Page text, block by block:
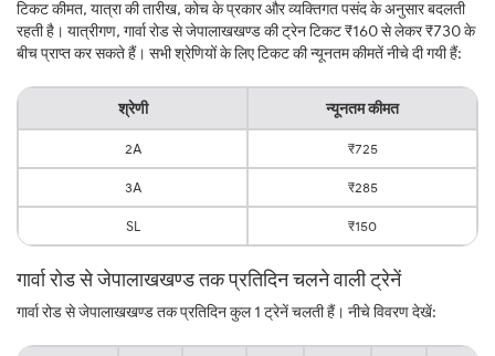
टिकट कीमत, यात्रा की तारीख, कोच के प्रकार और व्यक्तिगत पसंद के अनुसार बदलती
रहती है। यात्रीगण, गार्वा रोड से जेपालाखखण्ड की ट्रेन टिकट ₹160 से लेकर ₹730 के
बीच प्राप्त कर सकते हैं। सभी श्रेणियों के लिए टिकट की न्यूनतम कीमतें नीचे दी गयी हैं:
श्रेणी न्यूनतम कीमत
2A ₹725
3A ₹285
SL ₹150
गार्वा रोड से जेपालाखखण्ड तक प्रतिदिन चलने वाली ट्रेनें
गार्वा रोड से जेपालाखखण्ड तक प्रतिदिन कुल 1 ट्रेनें चलती हैं। नीचे विवरण देखें: